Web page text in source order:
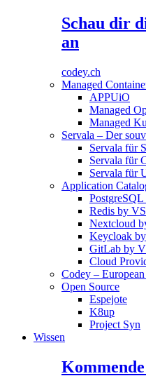
Schau dir
an
codey.ch
Managed
APPUiO
Managed
Managed
Servala – Der
Servala für
Servala für
Servala für
Application
Redis by
Nextcloud
Keycloak
GitLab by
Cloud
Codey –
Open Source
Espejote
K8up
Project Syn
Wissen